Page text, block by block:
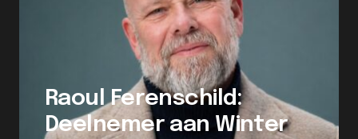
Raoul Ferenschild:
Deelnemer aan Winter